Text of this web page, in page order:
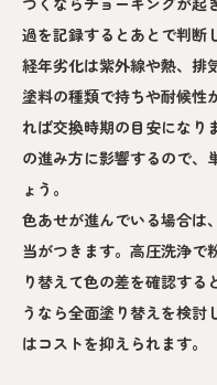
過を記録するとあとで判断
経年劣化は紫外線や熱、排
塗料の種類で持ちや耐候性
れば交換時期の目安になり
の進み方に影響するので、
ょう。
色あせが進んでいる場合は
当がつきます。高圧洗浄で
り替えて色の差を確認する
うなら全面塗り替えを検討
はコストを抑えられます。